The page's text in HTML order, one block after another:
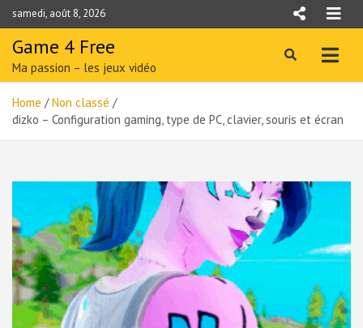
Skip
to
content
samedi, août 8, 2026
Game 4 Free
Ma passion – les jeux vidéo
Home
Non classé
dizko – Configuration gaming, type de PC, clavier, souris et écran